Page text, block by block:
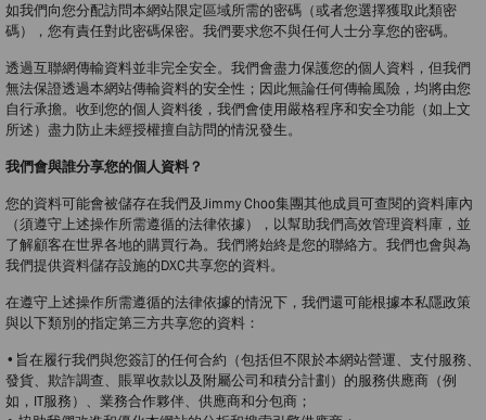
如我們向您分配訪問本網站限定區域所需的密碼（或者您選擇獲取此類密
碼），您有責任對此密碼保密。我們要求您不與任何人士分享您的密碼。
透過互聯網傳輸資料並非完全安全。我們會盡力保護您的個人資料，但我們
無法保證透過本網站傳輸資料的安全性；因此無論任何傳輸風險，均將由您
自行承擔。收到您的個人資料後，我們會使用嚴格程序和安全功能（如上文
所述）盡力防止未經授權擅自訪問的情況發生。
我們會與誰分享您的個人資料？
您的資料可能會被儲存在我們及Jimmy Choo集團其他成員可查閱的資料庫內
（須遵守上述操作所需遵循的法律依據），以幫助我們高效管理資料庫，並
了解顧客在世界各地的購買行為。我們將始終是您的聯絡方。我們也會與為
我們提供資料儲存設施的DXC共享您的資料。
在遵守上述操作所需遵循的法律依據的情況下，我們還可能根據本私隱政策
與以下類別的指定第三方共享您的資料：
•旨在履行我們與您簽訂的任何合約（包括但不限於本網站營運、支付服務、
發貨、欺詐調查、賬單收款以及附屬公司和積分計劃）的服務供應商（例
如，IT服務）、業務合作夥伴、供應商和分包商；